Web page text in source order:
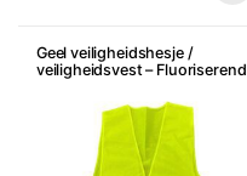
Geel veiligheidshesje /
veiligheidsvest – Fluoriserend